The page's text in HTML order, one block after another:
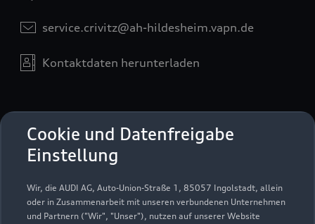
Cookie und Datenfreigabe
Einstellung
Wir, die AUDI AG, Auto-Union-Straße 1, 85057 Ingolstadt, allein
oder in Zusammenarbeit mit unseren verbundenen Unternehmen
und Partnern ("Wir", "Unser"), nutzen auf unserer Website
service.crivitz@ah-hildesheim.vapn.de
Kontaktdaten herunterladen
Öffnungszeiten
Geöffnet bis 18:00